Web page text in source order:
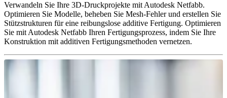
Verwandeln Sie Ihre 3D-Druckprojekte mit Autodesk Netfabb.
Optimieren Sie Modelle, beheben Sie Mesh-Fehler und erstellen Sie
Stützstrukturen für eine reibungslose additive Fertigung. Optimieren
Sie mit Autodesk Netfabb Ihren Fertigungsprozess, indem Sie Ihre
Konstruktion mit additiven Fertigungsmethoden vernetzen.